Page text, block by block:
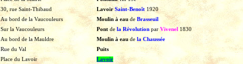
30, rue Saint-Thibaud LavoirSaint-Benoît 1920
Au bord de la Vaucouleurs Moulin à eau de Brasseuil
Sur la Vaucouleurs Pont dela Révolution par Vivenel 1830
Au bord de la Mauldre Moulin à eau de la Chaussée
Rue du Val
Puits
Place du Lavoir
Lavoir